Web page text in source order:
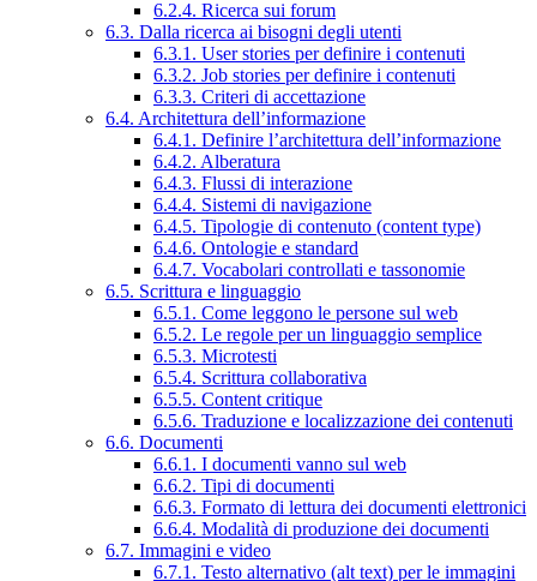
6.2.4. Ricerca sui forum
6.3. Dalla ricerca ai bisogni degli utenti
6.3.1. User stories per definire i contenuti
6.3.2. Job stories per definire i contenuti
6.3.3. Criteri di accettazione
6.4. Architettura dell’informazione
6.4.1. Definire l’architettura dell’informazione
6.4.2. Alberatura
6.4.3. Flussi di interazione
6.4.4. Sistemi di navigazione
6.4.5. Tipologie di contenuto (content type)
6.4.6. Ontologie e standard
6.4.7. Vocabolari controllati e tassonomie
6.5. Scrittura e linguaggio
6.5.1. Come leggono le persone sul web
6.5.2. Le regole per un linguaggio semplice
6.5.3. Microtesti
6.5.4. Scrittura collaborativa
6.5.5. Content critique
6.5.6. Traduzione e localizzazione dei contenuti
6.6. Documenti
6.6.1. I documenti vanno sul web
6.6.2. Tipi di documenti
6.6.3. Formato di lettura dei documenti elettronici
6.6.4. Modalità di produzione dei documenti
6.7. Immagini e video
6.7.1. Testo alternativo (alt text) per le immagini